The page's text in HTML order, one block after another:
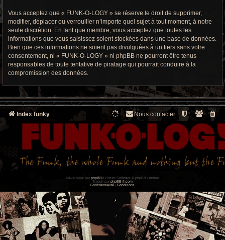
Vous acceptez que « FUNK-O-LOGY » se réserve le droit de supprimer,
modifier, déplacer ou verrouiller n’importe quel sujet à tout moment, à notre
seule discrétion. En tant que membre, vous acceptez que toutes les
informations que vous saisissez soient stockées dans une base de données.
Bien que ces informations ne soient pas divulguées à un tiers sans votre
consentement, ni « FUNK-O-LOGY » ni phpBB ne pourront être tenus
responsables de toute tentative de piratage qui pourrait conduire à la
compromission des données.
Index funky Nous contacter
Développé par phpBB® Forum Software © phpBB Limited
Traduit par phpBB-fr.com
Confidentialité
Conditions